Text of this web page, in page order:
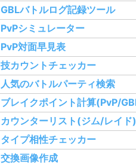
GBLバトルログ記録ツール
PvPシミュレーター
PvP対面早見表
技カウントチェッカー
人気のバトルパーティ検索
ブレイクポイント計算(PvP/
カウンターリスト(ジム/レイド)
タイプ相性チェッカー
交換画像作成